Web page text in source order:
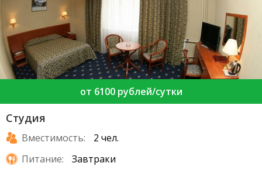
от 6100 рублей/сутки
Студия
Вместимость:
2 чел.
Питание:
Завтраки